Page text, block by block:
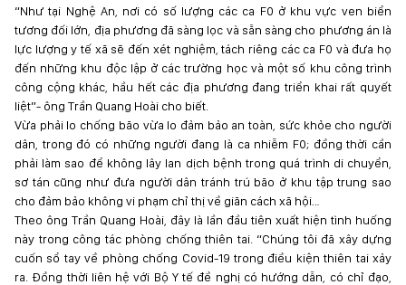
“Như tại Nghệ An, nơi có số lượng các ca F0 ở khu vực ven biển
tương đối lớn, địa phương đã sàng lọc và sẵn sàng cho phương án là
lực lượng y tế xã sẽ đến xét nghiệm, tách riêng các ca F0 và đưa họ
đến những khu độc lập ở các trường học và một số khu công trình
công cộng khác, hầu hết các địa phương đang triển khai rất quyết
liệt”- ông Trần Quang Hoài cho biết.
Vừa phải lo chống bão vừa lo đảm bảo an toàn, sức khỏe cho người
dân, trong đó có những người đang là ca nhiễm F0; đồng thời cần
phải làm sao để không lây lan dịch bệnh trong quá trình di chuyển,
sơ tán cũng như đưa người dân tránh trú bão ở khu tập trung sao
cho đảm bảo không vi phạm chỉ thị về giãn cách xã hội…
Theo ông Trần Quang Hoài, đây là lần đầu tiên xuất hiện tình huống
này trong công tác phòng chống thiên tai. “Chúng tôi đã xây dựng
cuốn sổ tay về phòng chống Covid-19 trong điều kiện thiên tai xảy
ra. Đồng thời liên hệ với Bộ Y tế đề nghị có hướng dẫn, có chỉ đạo,